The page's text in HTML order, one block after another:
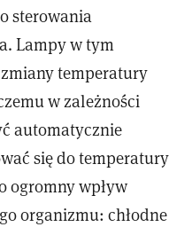
sterowania
Lampy w tym
temperatury
w zależności
automatycznie
się do temperatury
ogromny wpływ
organizmu: chłodne